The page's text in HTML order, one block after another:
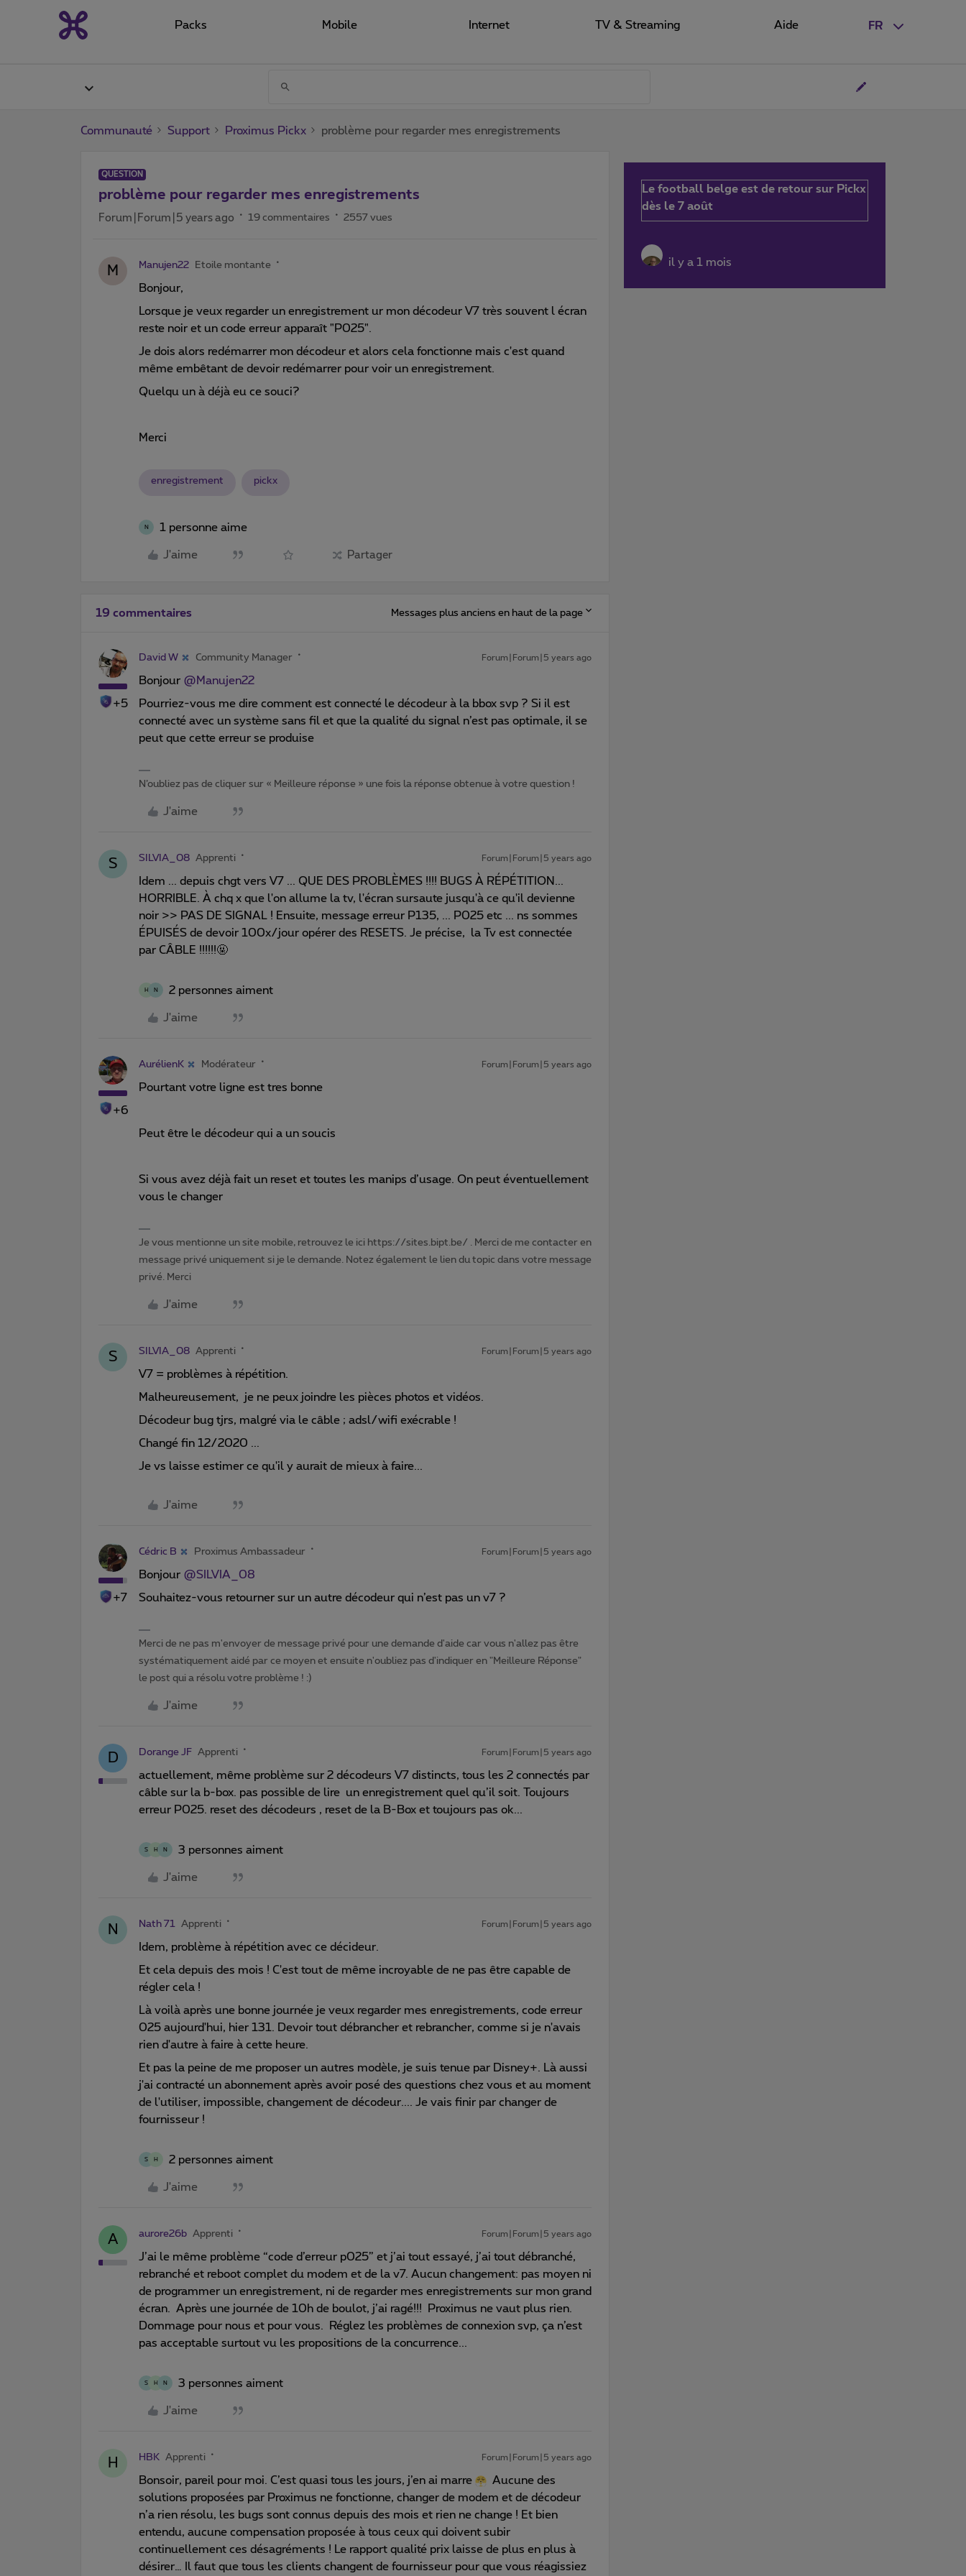
FR
Packs Mobile Internet TV & Streaming Aide
Communauté Support Proximus Pickx problème pour regarder mes enregistrements
QUESTION
problème pour regarder mes enregistrements
Forum|Forum|5 years ago 19 commentaires 2557 vues
M Manujen22 Etoile montante
Bonjour,
Lorsque je veux regarder un enregistrement ur mon décodeur V7 très souvent l écran
reste noir et un code erreur apparaît "P025".
Je dois alors redémarrer mon décodeur et alors cela fonctionne mais c'est quand
même embêtant de devoir redémarrer pour voir un enregistrement.
Quelqu un à déjà eu ce souci?
Merci
enregistrement pickx
N 1 personne aime
J'aime Partager
19 commentaires Messages plus anciens en haut de la page
+5
David W Community Manager Forum|Forum|5 years ago
Bonjour @Manujen22
Pourriez-vous me dire comment est connecté le décodeur à la bbox svp ? Si il est
connecté avec un système sans fil et que la qualité du signal n’est pas optimale, il se
peut que cette erreur se produise
N’oubliez pas de cliquer sur « Meilleure réponse » une fois la réponse obtenue à votre question !
J'aime
S SILVIA_08 Apprenti Forum|Forum|5 years ago
Idem ... depuis chgt vers V7 ... QUE DES PROBLÈMES !!!! BUGS À RÉPÉTITION...
HORRIBLE. À chq x que l'on allume la tv, l'écran sursaute jusqu'à ce qu'il devienne
noir >> PAS DE SIGNAL ! Ensuite, message erreur P135, ... P025 etc ... ns sommes
ÉPUISÉS de devoir 100x/jour opérer des RESETS. Je précise, la Tv est connectée
par CÂBLE !!!!!!🤬
H N 2 personnes aiment
J'aime
+6
AurélienK Modérateur Forum|Forum|5 years ago
Pourtant votre ligne est tres bonne
Peut être le décodeur qui a un soucis
Si vous avez déjà fait un reset et toutes les manips d’usage. On peut éventuellement
vous le changer
Je vous mentionne un site mobile, retrouvez le ici https://sites.bipt.be/ . Merci de me contacter en
message privé uniquement si je le demande. Notez également le lien du topic dans votre message
privé. Merci
J'aime
S SILVIA_08 Apprenti Forum|Forum|5 years ago
V7 = problèmes à répétition.
Malheureusement, je ne peux joindre les pièces photos et vidéos.
Décodeur bug tjrs, malgré via le câble ; adsl/wifi exécrable !
Changé fin 12/2020 ...
Je vs laisse estimer ce qu'il y aurait de mieux à faire...
J'aime
+7
Cédric B Proximus Ambassadeur Forum|Forum|5 years ago
Bonjour @SILVIA_08
Souhaitez-vous retourner sur un autre décodeur qui n’est pas un v7 ?
Merci de ne pas m'envoyer de message privé pour une demande d'aide car vous n'allez pas être
systématiquement aidé par ce moyen et ensuite n'oubliez pas d'indiquer en "Meilleure Réponse"
le post qui a résolu votre problème ! :)
J'aime
D Dorange JF Apprenti Forum|Forum|5 years ago
actuellement, même problème sur 2 décodeurs V7 distincts, tous les 2 connectés par
câble sur la b-box. pas possible de lire un enregistrement quel qu’il soit. Toujours
erreur P025. reset des décodeurs , reset de la B-Box et toujours pas ok...
S H N 3 personnes aiment
J'aime
N Nath 71 Apprenti Forum|Forum|5 years ago
Idem, problème à répétition avec ce décideur.
Et cela depuis des mois ! C'est tout de même incroyable de ne pas être capable de
régler cela !
Là voilà après une bonne journée je veux regarder mes enregistrements, code erreur
025 aujourd'hui, hier 131. Devoir tout débrancher et rebrancher, comme si je n'avais
rien d'autre à faire à cette heure.
Et pas la peine de me proposer un autres modèle, je suis tenue par Disney+. Là aussi
j'ai contracté un abonnement après avoir posé des questions chez vous et au moment
de l'utiliser, impossible, changement de décodeur.... Je vais finir par changer de
fournisseur !
S H 2 personnes aiment
J'aime
A aurore26b Apprenti Forum|Forum|5 years ago
J’ai le même problème “code d’erreur p025” et j’ai tout essayé, j’ai tout débranché,
rebranché et reboot complet du modem et de la v7. Aucun changement: pas moyen ni
de programmer un enregistrement, ni de regarder mes enregistrements sur mon grand
écran. Après une journée de 10h de boulot, j’ai ragé!!! Proximus ne vaut plus rien.
Dommage pour nous et pour vous. Réglez les problèmes de connexion svp, ça n’est
pas acceptable surtout vu les propositions de la concurrence...
S H N 3 personnes aiment
J'aime
H HBK Apprenti Forum|Forum|5 years ago
Bonsoir, pareil pour moi. C’est quasi tous les jours, j’en ai marre
Aucune des
solutions proposées par Proximus ne fonctionne, changer de modem et de décodeur
n’a rien résolu, les bugs sont connus depuis des mois et rien ne change ! Et bien
entendu, aucune compensation proposée à tous ceux qui doivent subir
continuellement ces désagréments ! Le rapport qualité prix laisse de plus en plus à
désirer… Il faut que tous les clients changent de fournisseur pour que vous réagissiez
Le football belge est de retour sur Pickx
dès le 7 août
il y a 1 mois